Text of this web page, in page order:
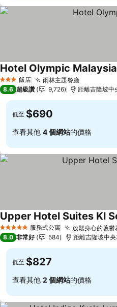
3 星級 飯店 雨林主題餐廳查看價格
Hotel Olympic Malaysia
8.6 超級讚 9,726 距離吉隆坡中
低至 $690
查看其他 4 個網站的價格
5 星級 服務式公寓 放鬆身心的蔥鬱
Upper Hotel Suites Kl
8.0 非常好 584 距離吉隆坡中
低至 $827
查看其他 2 個網站的價格